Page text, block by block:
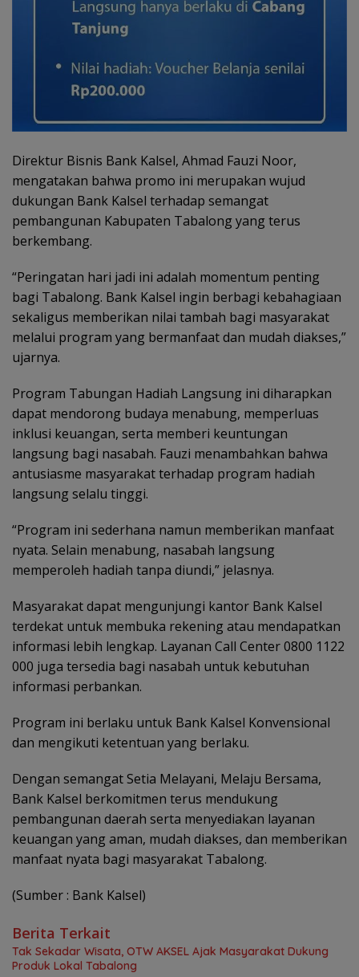
Direktur Bisnis Bank Kalsel, Ahmad Fauzi Noor,
mengatakan bahwa promo ini merupakan wujud
dukungan Bank Kalsel terhadap semangat
pembangunan Kabupaten Tabalong yang terus
berkembang.
“Peringatan hari jadi ini adalah momentum penting
bagi Tabalong. Bank Kalsel ingin berbagi kebahagiaan
sekaligus memberikan nilai tambah bagi masyarakat
melalui program yang bermanfaat dan mudah diakses,”
ujarnya.
Program Tabungan Hadiah Langsung ini diharapkan
dapat mendorong budaya menabung, memperluas
inklusi keuangan, serta memberi keuntungan
langsung bagi nasabah. Fauzi menambahkan bahwa
antusiasme masyarakat terhadap program hadiah
langsung selalu tinggi.
“Program ini sederhana namun memberikan manfaat
nyata. Selain menabung, nasabah langsung
memperoleh hadiah tanpa diundi,” jelasnya.
Masyarakat dapat mengunjungi kantor Bank Kalsel
terdekat untuk membuka rekening atau mendapatkan
informasi lebih lengkap. Layanan Call Center 0800 1122
000 juga tersedia bagi nasabah untuk kebutuhan
informasi perbankan.
Program ini berlaku untuk Bank Kalsel Konvensional
dan mengikuti ketentuan yang berlaku.
Dengan semangat Setia Melayani, Melaju Bersama,
Bank Kalsel berkomitmen terus mendukung
pembangunan daerah serta menyediakan layanan
keuangan yang aman, mudah diakses, dan memberikan
manfaat nyata bagi masyarakat Tabalong.
(Sumber : Bank Kalsel)
Berita Terkait
Tak Sekadar Wisata, OTW AKSEL Ajak Masyarakat Dukung
Produk Lokal Tabalong